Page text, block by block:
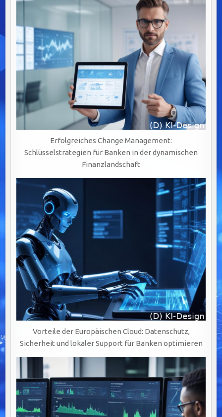
MEISTERN
Erfolgreiches Change Management:
Schlüsselstrategien für Banken in der dynamischen
Finanzlandschaft
Vorteile der Europäischen Cloud: Datenschutz,
Sicherheit und lokaler Support für Banken optimieren